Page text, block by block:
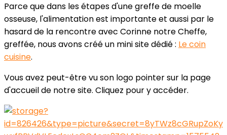
Parce que dans les étapes d'une greffe de moelle
osseuse, l'alimentation est importante et aussi par le
hasard de la rencontre avec Corinne notre Cheffe,
greffée, nous avons créé un mini site dédié : Le coin
cuisine.
Vous avez peut-être vu son logo pointer sur la page
d'accueil de notre site. Cliquez pour y accéder.